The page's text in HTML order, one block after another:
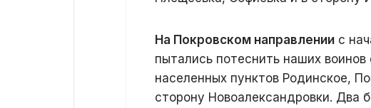
На Покровском направлении с
пытались потеснить наших
населенных пунктов Родинское,
сторону Новоалександровки. Два